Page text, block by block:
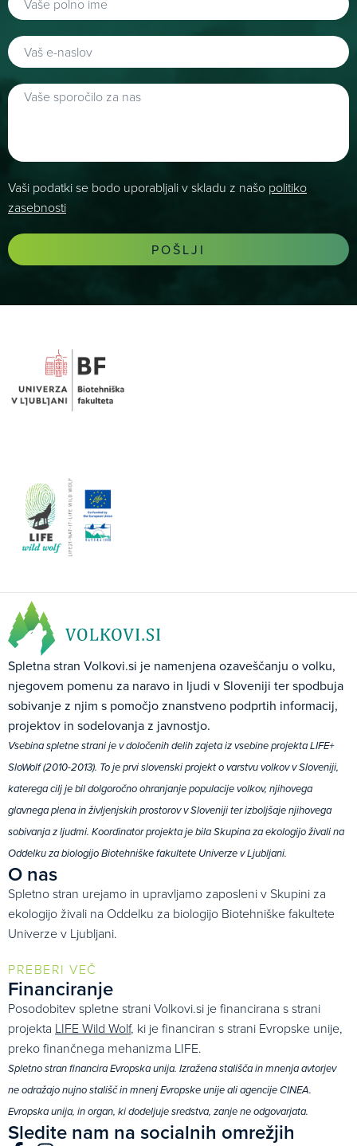
Vaši podatki se bodo uporabljali v skladu z našo politiko
zasebnosti
POŠLJI
Spletna stran Volkovi.si je namenjena ozaveščanju o volku,
njegovem pomenu za naravo in ljudi v Sloveniji ter spodbuja
sobivanje z njim s pomočjo znanstveno podprtih informacij,
projektov in sodelovanja z javnostjo.
Vsebina spletne strani je v določenih delih zajeta iz vsebine projekta LIFE+
SloWolf (2010-2013). To je prvi slovenski projekt o varstvu volkov v Sloveniji,
katerega cilj je bil dolgoročno ohranjanje populacije volkov, njihovega
glavnega plena in življenjskih prostorov v Sloveniji ter izboljšaje njihovega
sobivanja z ljudmi. Koordinator projekta je bila Skupina za ekologijo živali na
Oddelku za biologijo Biotehniške fakultete Univerze v Ljubljani.
O nas
Spletno stran urejamo in upravljamo zaposleni v Skupini za
ekologijo živali na Oddelku za biologijo Biotehniške fakultete
Univerze v Ljubljani.
PREBERI VEČ
Financiranje
Posodobitev spletne strani Volkovi.si je financirana s strani
projekta LIFE Wild Wolf, ki je financiran s strani Evropske unije,
preko finančnega mehanizma LIFE.
Spletno stran financira Evropska unija. Izražena stališča in mnenja avtorjev
ne odražajo nujno stališč in mnenj Evropske unije ali agencije CINEA.
Evropska unija, in organ, ki dodeljuje sredstva, zanje ne odgovarjata.
Sledite nam na socialnih omrežjih